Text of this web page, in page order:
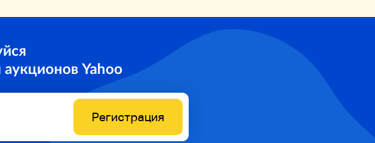
Yahoo
Регистрация